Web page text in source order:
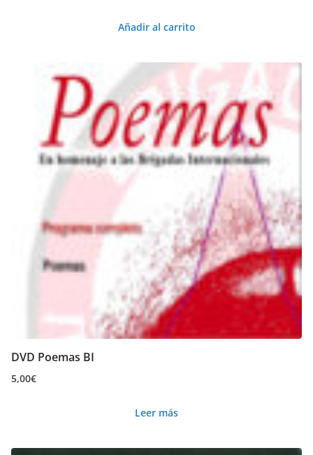
Añadir al carrito
DVD Poemas BI
5,00€
Leer más